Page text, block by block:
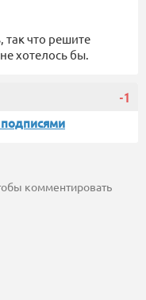
что решите
хотелось бы.
-1
комментировать